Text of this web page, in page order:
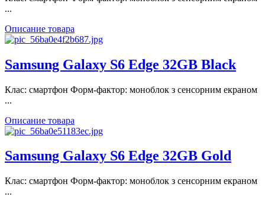
...
Описание товара
Samsung Galaxy S6 Edge 32GB Black
Клас: смартфон Форм-фактор: моноблок з сенсорним екраном
...
Описание товара
Samsung Galaxy S6 Edge 32GB Gold
Клас: смартфон Форм-фактор: моноблок з сенсорним екраном
...